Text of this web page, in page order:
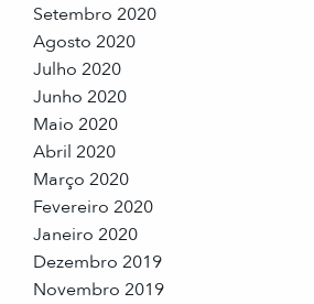
Setembro 2020
Agosto 2020
Julho 2020
Junho 2020
Maio 2020
Abril 2020
Março 2020
Fevereiro 2020
Janeiro 2020
Dezembro 2019
Novembro 2019